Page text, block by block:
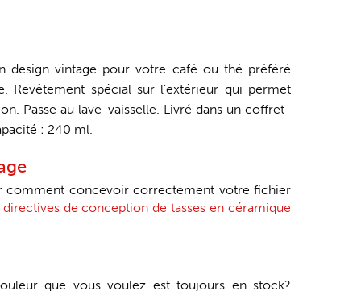
design vintage pour votre café ou thé préféré
Revêtement spécial sur l'extérieur qui permet
Passe au lave-vaisselle. Livré dans un coffret-
: 240 ml.
comment concevoir correctement votre fichier
de conception de tasses en céramique
que vous voulez est toujours en stock?